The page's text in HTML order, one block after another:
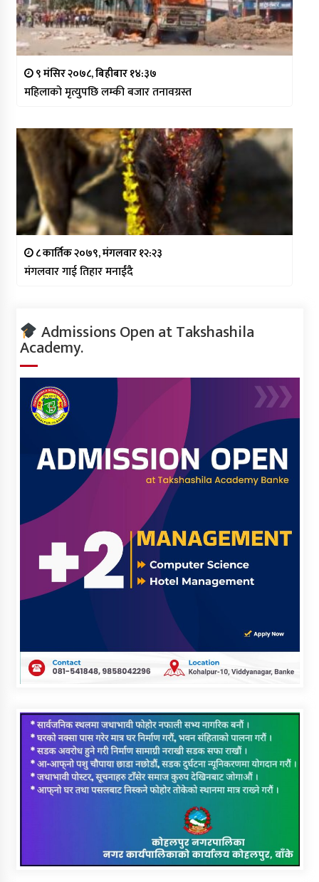
९ मंसिर २०७८, बिहीबार १४:३७
महिलाको मृत्युपछि लम्की बजार तनावग्रस्त
८ कार्तिक २०७९, मंगलवार १२:२३
मंगलवार गाई तिहार मनाईंदै
Admissions Open at Takshashila
Academy.